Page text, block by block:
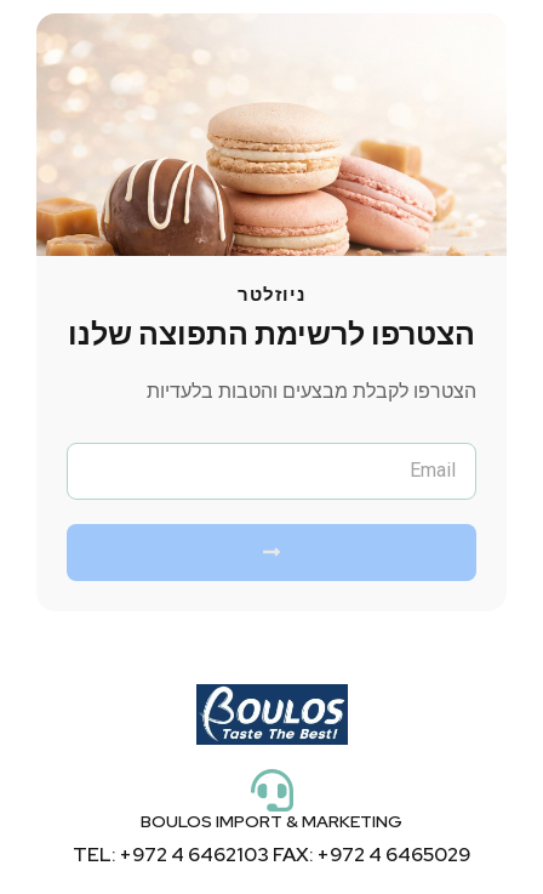
ניוזלטר
הצטרפו לרשימת התפוצה שלנו
הצטרפו לקבלת מבצעים והטבות בלעדיות
BOULOS IMPORT & MARKETING
TEL: +972 4 6462103 FAX: +972 4 6465029